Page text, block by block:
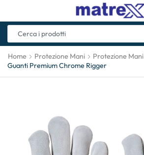
Home Protezione Mani Protezione Mani
Guanti Premium Chrome Rigger